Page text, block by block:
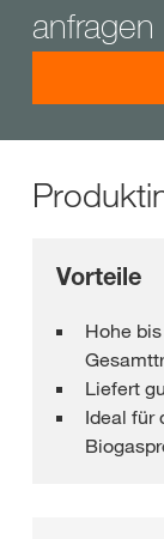
anfragen
Vorteile
Hohe
Liefert
Ideal für